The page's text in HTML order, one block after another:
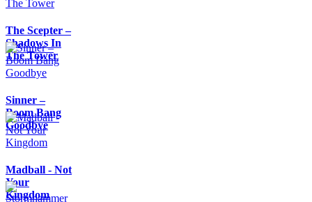
The Scepter –
Shadows In
The Tower
Sinner –
Boom Bang
Goodbye
Madball - Not
Your
Kingdom